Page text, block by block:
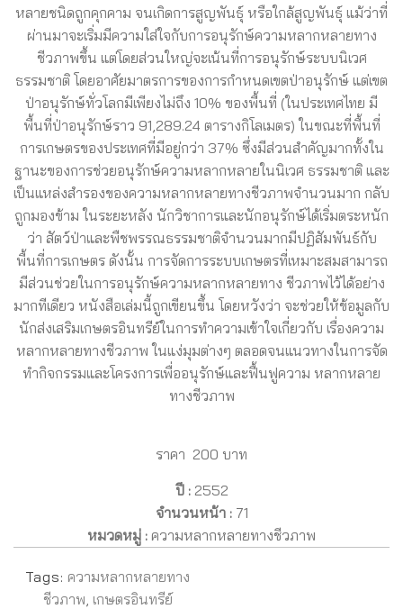
หลายชนิดถูกคุกคาม จนเกิดการสูญพันธุ์ หรือใกล้สูญพันธุ์ แม้ว่าที่
ผ่านมาจะเริ่มมีความใส่ใจกับการอนุรักษ์ความหลากหลายทาง
ชีวภาพขึ้น แต่โดยส่วนใหญ่จะเน้นที่การอนุรักษ์ระบบนิเวศ
ธรรมชาติ โดยอาศัยมาตรการของการกำหนดเขตป่าอนุรักษ์ แต่เขต
ป่าอนุรักษ์ทั่วโลกมีเพียงไม่ถึง 10% ของพื้นที่ (ในประเทศไทย มี
พื้นที่ป่าอนุรักษ์ราว 91,289.24 ตารางกิโลเมตร) ในขณะที่พื้นที่
การเกษตรของประเทศที่มีอยู่กว่า 37% ซึ่งมีส่วนสำคัญมากทั้งใน
ฐานะของการช่วยอนุรักษ์ความหลากหลายในนิเวศ ธรรมชาติ และ
เป็นแหล่งสำรองของความหลากหลายทางชีวภาพจำนวนมาก กลับ
ถูกมองข้าม ในระยะหลัง นักวิชาการและนักอนุรักษ์ได้เริ่มตระหนัก
ว่า สัตว์ป่าและพืชพรรณธรรมชาติจำนวนมากมีปฏิสัมพันธ์กับ
พื้นที่การเกษตร ดังนั้น การจัดการระบบเกษตรที่เหมาะสมสามารถ
มีส่วนช่วยในการอนุรักษ์ความหลากหลายทาง ชีวภาพไว้ได้อย่าง
มากทีเดียว หนังสือเล่มนี้ถูกเขียนขึ้น โดยหวังว่า จะช่วยให้ข้อมูลกับ
นักส่งเสริมเกษตรอินทรีย์ในการทำความเข้าใจเกี่ยวกับ เรื่องความ
หลากหลายทางชีวภาพ ในแง่มุมต่างๆ ตลอดจนแนวทางในการจัด
ทำกิจกรรมและโครงการเพื่ออนุรักษ์และฟื้นฟูความ หลากหลาย
ทางชีวภาพ
ราคา 200 บาท
ปี :2552
จำนวนหน้า :71
หมวดหมู่ : ความหลากหลายทางชีวภาพ
Tags: ความหลากหลายทาง
ชีวภาพ, เกษตรอินทรีย์